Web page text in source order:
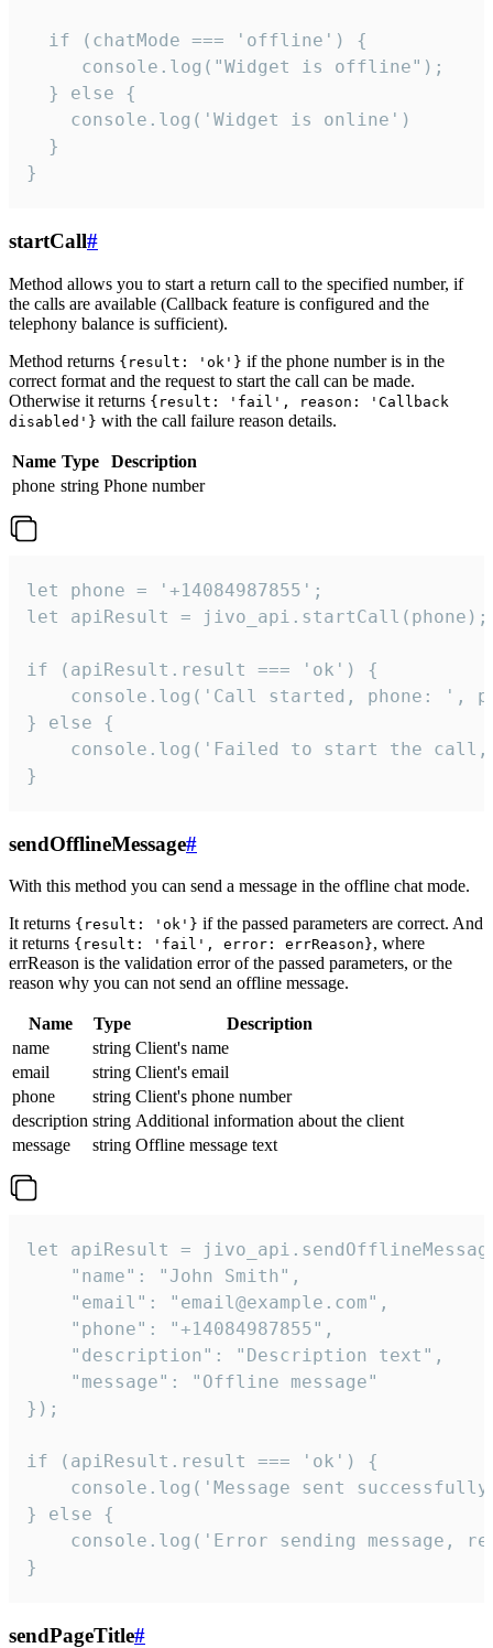
  if (chatMode === 'offline') {
     console.log("Widget is offline");
  } else {
    console.log('Widget is online')
  }
}
startCall#
Method allows you to start a return call to the specified number, if
the calls are available (Callback feature is configured and the
telephony balance is sufficient).
Method returns {result: 'ok'} if the phone number is in the
correct format and the request to start the call can be made.
Otherwise it returns {result: 'fail', reason: 'Callback
disabled'} with the call failure reason details.
Name Type
Description
phone string Phone number
let phone = '+14084987855';
let apiResult = jivo_api.startCall(phone);
if (apiResult.result === 'ok') {
console.log('Call started, phone: ',
} else {
console.log('Failed to start the
}
sendOfflineMessage#
With this method you can send a message in the offline chat mode.
It returns {result: 'ok'} if the passed parameters are correct. And
it returns {result: 'fail', error: errReason}, where
errReason is the validation error of the passed parameters, or the
reason why you can not send an offline message.
Name Type
Description
name
string Client's name
email
string Client's email
phone
string Client's phone number
description string Additional information about the client
message
string Offline message text
let apiResult =
    "name": "John Smith",
    "email": "email@example.com",
    "phone": "+14084987855",
    "description": "Description text",
    "message": "Offline message"
});
if (apiResult.result === 'ok') {
console.log('Message sent
} else {
console.log('Error sending message,
}
sendPageTitle#